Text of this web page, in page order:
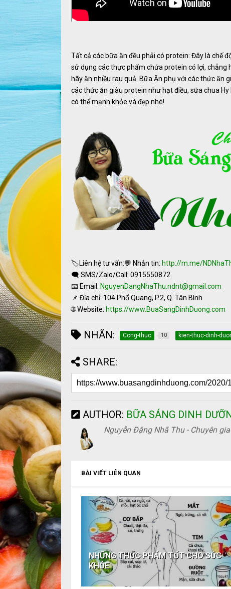
Tất cả các bữa ăn đều phải có protein: Đây là chế
sử dụng các thực phẩm chứa protein có lợi, chẳng
hãy ăn nhiều rau quả. Bữa Ăn phụ với các thức ăn
các thức ăn giàu protein như hạt điều, sữa chua
có thể mạnh khỏe và đẹp nhé!
🏷Liên hệ tư vấn:💬 Nhắn tin: http://m.me/
🗨️ SMS/Zalo/Call: 0915550872
📧 Email: NguyenDangNhaThu.ndnt@gmail.com
📌 Địa chỉ: 104 Phổ Quang, P.2, Q. Tân Bình
🌐 Website: https://www.BuaSangDinhDuong.com
NHÃN: Cong-thuc 10 kien-thuc-dinh-
SHARE:
AUTHOR: BỮA SÁNG DINH
Nguyễn Đặng Nhã Thu - Chuyên
BÀI VIẾT LIÊN QUAN
NHỮNG THỰC PHẨM TỐT CHO SỨC
KHỎE